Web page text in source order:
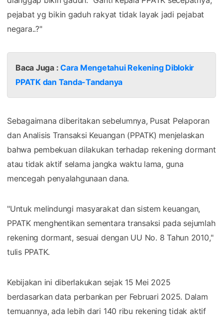
pejabat yg bikin gaduh rakyat tidak layak jadi pejabat
negara..?"
Baca Juga :Cara Mengetahui Rekening Diblokir
PPATK dan Tanda-Tandanya
Sebagaimana diberitakan sebelumnya, Pusat Pelaporan
dan Analisis Transaksi Keuangan (PPATK) menjelaskan
bahwa pembekuan dilakukan terhadap rekening dormant
atau tidak aktif selama jangka waktu lama, guna
mencegah penyalahgunaan dana.
"Untuk melindungi masyarakat dan sistem keuangan,
PPATK menghentikan sementara transaksi pada sejumlah
rekening dormant, sesuai dengan UU No. 8 Tahun 2010,"
tulis PPATK.
Kebijakan ini diberlakukan sejak 15 Mei 2025
berdasarkan data perbankan per Februari 2025. Dalam
temuannya, ada lebih dari 140 ribu rekening tidak aktif